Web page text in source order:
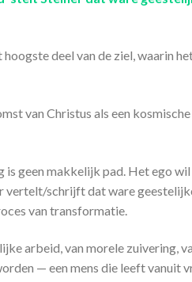
deel van de ziel, waarin
van Christus als een
geen makkelijk pad. Het ego
vertelt/schrijft dat ware
van transformatie.
arbeid, van morele zuivering,
— een mens die leeft vanuit